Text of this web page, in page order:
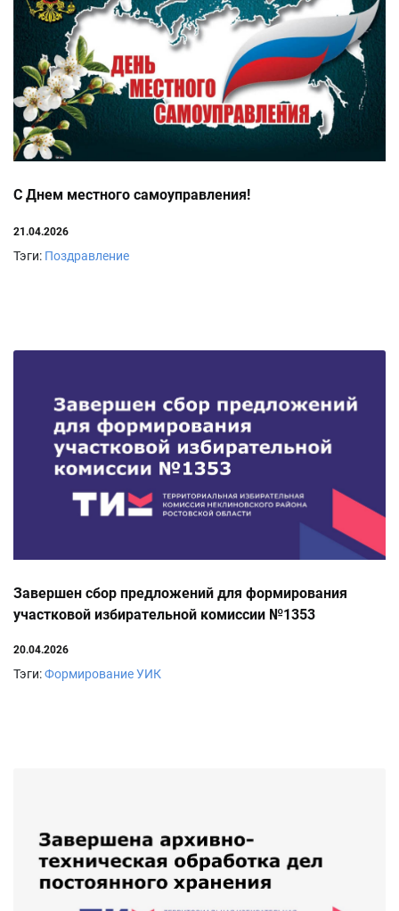
С Днем местного самоуправления!
21.04.2026
Тэги: Поздравление
Завершен сбор предложений для формирования
участковой избирательной комиссии №1353
20.04.2026
Тэги:Формирование УИК